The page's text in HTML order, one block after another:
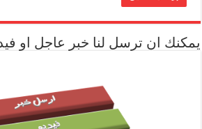
يمكنك ان ترسل لنا خبر عاجل او